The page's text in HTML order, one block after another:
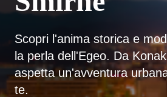
Scopri l'anima storica e
la perla dell'Egeo. Da
aspetta un'avventura
te.